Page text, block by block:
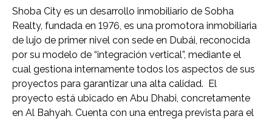
Shoba City es un desarrollo inmobiliario de Sobha
Realty, fundada en 1976, es una promotora inmobiliaria
de lujo de primer nivel con sede en Dubái, reconocida
por su modelo de “integración vertical”, mediante el
cual gestiona internamente todos los aspectos de sus
proyectos para garantizar una alta calidad. El
proyecto está ubicado en Abu Dhabi, concretamente
en Al Bahyah. Cuenta con una entrega prevista para el